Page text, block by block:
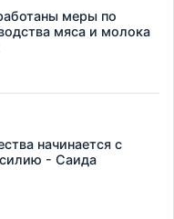
меры по
мяса и молока
начинается с
- Саида